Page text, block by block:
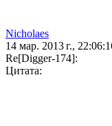
Nicholaes
14 мар. 2013 г.,
Re[Digger-174]:
Цитата: